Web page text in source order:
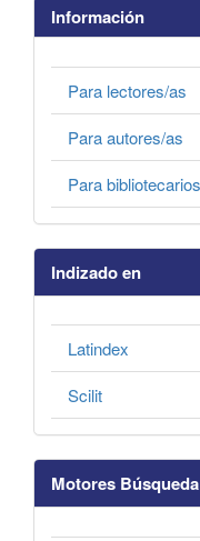
Información
Para lectores/as
Para autores/as
Para
Indizado en
Latindex
Scilit
Motores Búsqueda